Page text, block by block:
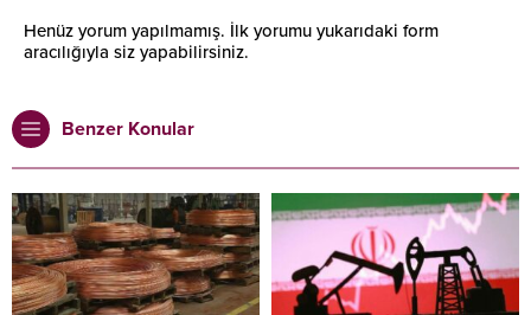
Henüz yorum yapılmamış. İlk yorumu yukarıdaki form
aracılığıyla siz yapabilirsiniz.
Benzer Konular